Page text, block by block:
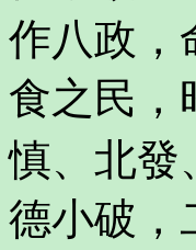
作八政，
食之民，
慎、北發
德小破，